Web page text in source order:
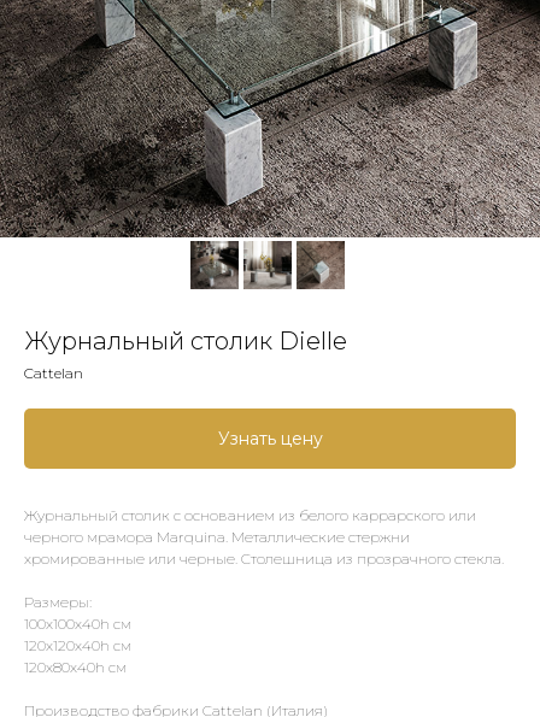
Журнальный столик Dielle
Cattelan
Узнать цену
Журнальный столик с основанием из белого каррарского или
черного мрамора Marquina. Металлические стержни
хромированные или черные. Столешница из прозрачного стекла.
Размеры:
100x100x40h см
120x120x40h см
120x80x40h см
Производство фабрики Cattelan (Италия)